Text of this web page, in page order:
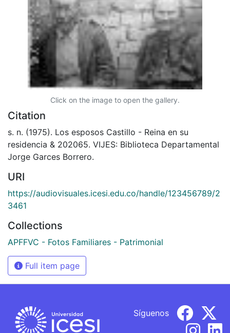
Click on the image to open the gallery.
Citation
s. n. (1975). Los esposos Castillo - Reina en su
residencia & 202065. VIJES: Biblioteca Departamental
Jorge Garces Borrero.
URI
https://audiovisuales.icesi.edu.co/handle/123456789/2
3461
Collections
APFFVC - Fotos Familiares - Patrimonial
Full item page
Síguenos